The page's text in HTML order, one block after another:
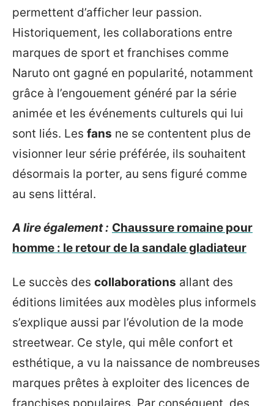
permettent d’afficher leur passion.
Historiquement, les collaborations entre
marques de sport et franchises comme
Naruto ont gagné en popularité, notamment
grâce à l’engouement généré par la série
animée et les événements culturels qui lui
sont liés. Les fans ne se contentent plus de
visionner leur série préférée, ils souhaitent
désormais la porter, au sens figuré comme
au sens littéral.
A lire également : Chaussure romaine pour
homme : le retour de la sandale gladiateur
Le succès des collaborations allant des
éditions limitées aux modèles plus informels
s’explique aussi par l’évolution de la mode
streetwear. Ce style, qui mêle confort et
esthétique, a vu la naissance de nombreuses
marques prêtes à exploiter des licences de
franchises populaires. Par conséquent, des